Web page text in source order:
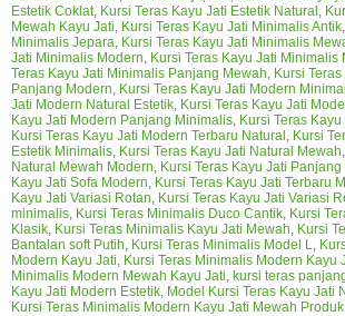
Estetik Coklat, Kursi Teras Kayu Jati Estetik Natural
Mewah Kayu Jati Kursi Teras Kayu Jati Minimalis Antik
Minimalis Jepara Kursi Teras Kayu Jati Minimalis
Jati Minimalis Modern Kursi Teras Kayu Jati Minimalis
Teras Kayu Jati Minimalis Panjang Mewah Kursi
Panjang Modern Kursi Teras Kayu Jati Modern
Jati Modern Natural Estetik Kursi Teras Kayu Jati
Kayu Jati Modern Panjang Minimalis Kursi Teras
Kursi Teras Kayu Jati Modern Terbaru Natural Kursi
Estetik Minimalis Kursi Teras Kayu Jati Natural Mewah
Natural Mewah Modern Kursi Teras Kayu Jati Panjang
Kayu Jati Sofa Modern Kursi Teras Kayu Jati Terbaru
Kayu Jati Variasi Rotan Kursi Teras Kayu Jati Variasi
minimalis Kursi Teras Minimalis Duco Cantik Kursi
Klasik Kursi Teras Minimalis Kayu Jati Mewah Kursi
Bantalan soft Putih Kursi Teras Minimalis Model L
Modern Kayu Jati Kursi Teras Minimalis Modern Kayu
Minimalis Modern Mewah Kayu Jati kursi teras
Kayu Jati Modern Estetik Model Kursi Teras Kayu Jati
Kursi Teras Minimalis Modern Kayu Jati Mewah